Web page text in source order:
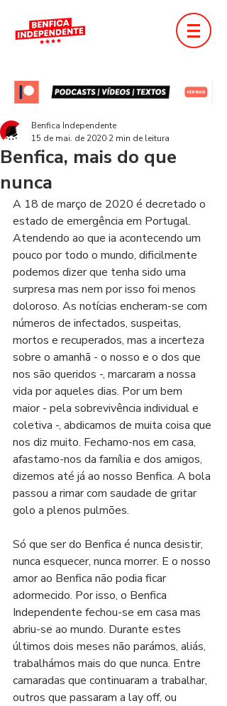
Benfica, mais do que
nunca
Benfica Independente
15 de mai. de 2020 2 min de leitura
A 18 de março de 2020 é decretado o
estado de emergência em Portugal.
Atendendo ao que ia acontecendo um
pouco por todo o mundo, dificilmente
podemos dizer que tenha sido uma
surpresa mas nem por isso foi menos
doloroso. As notícias encheram-se com
números de infectados, suspeitas,
mortos e recuperados, mas a incerteza
sobre o amanhã - o nosso e o dos que
nos são queridos -, marcaram a nossa
vida por aqueles dias. Por um bem
maior - pela sobrevivência individual e
coletiva -, abdicamos de muita coisa que
nos diz muito. Fechamo-nos em casa,
afastamo-nos da família e dos amigos,
dizemos até já ao nosso Benfica. A bola
passou a rimar com saudade de gritar
golo a plenos pulmões.
Só que ser do Benfica é nunca desistir,
nunca esquecer, nunca morrer. E o nosso
amor ao Benfica não podia ficar
adormecido. Por isso, o Benfica
Independente fechou-se em casa mas
abriu-se ao mundo. Durante estes
últimos dois meses não parámos, aliás,
trabalhámos mais do que nunca. Entre
camaradas que continuaram a trabalhar,
outros que passaram a lay off, ou